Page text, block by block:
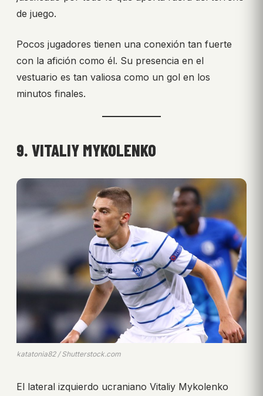
de juego.
Pocos jugadores tienen una conexión tan fuerte
con la afición como él. Su presencia en el
vestuario es tan valiosa como un gol en los
minutos finales.
9. VITALIY MYKOLENKO
katatonia82 / Shutterstock.com
El lateral izquierdo ucraniano Vitaliy Mykolenko